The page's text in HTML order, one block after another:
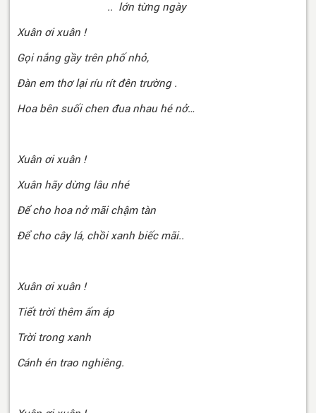
.. lớn từng ngày
Xuân ơi xuân !
Gọi nắng gầy trên phố nhỏ,
Đàn em thơ lại ríu rít đên trường .
Hoa bên suối chen đua nhau hé nở…
Xuân ơi xuân !
Xuân hãy dừng lâu nhé
Để cho hoa nở mãi chậm tàn
Để cho cây lá, chồi xanh biếc mãi..
Xuân ơi xuân !
Tiết trời thêm ấm áp
Trời trong xanh
Cánh én trao nghiêng.